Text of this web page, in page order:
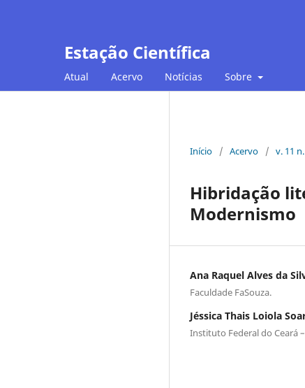
Estação Científica
Atual Acervo Notícias Sobre
Início / Acervo / v. 11
Hibridação
Modernismo
Ana Raquel Alves da
Faculdade FaSouza.
Jéssica Thais Loiola
Instituto Federal do Ceará –